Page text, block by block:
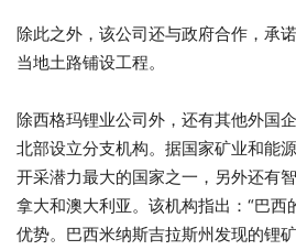
除此之外，该公司还与政府合作，承
当地土路铺设工程。
除西格玛锂业公司外，还有其他外国
北部设立分支机构。据国家矿业和能
开采潜力最大的国家之一，另外还有
拿大和澳大利亚。该机构指出：“巴西
优势。巴西米纳斯吉拉斯州发现的锂